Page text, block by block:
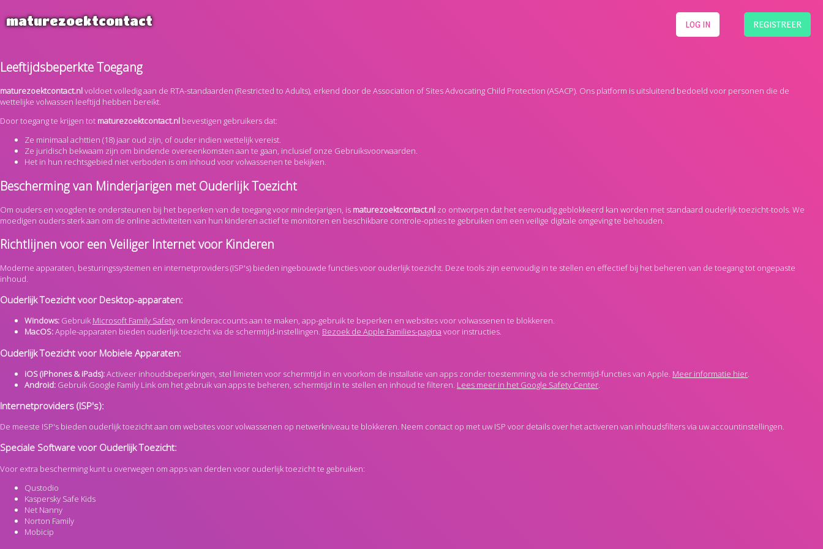
maturezoektcontact REGISTREER
LOG IN
Leeftijdsbeperkte Toegang
maturezoektcontact.nlvoldoet volledig aan de RTA-standaarden (Restricted to Adults), erkend door de Association of Sites Advocating Child Protection (ASACP). Ons platform is uitsluitend bedoeld voor personen die de
wettelijke volwassen leeftijd hebben bereikt.
Door toegang te krijgen tot maturezoektcontact.nl bevestigen gebruikers dat:
Ze minimaal achttien (18) jaar oud zijn, of ouder indien wettelijk vereist.
Ze juridisch bekwaam zijn om bindende overeenkomsten aan te gaan, inclusief onze Gebruiksvoorwaarden.
Het in hun rechtsgebied niet verboden is om inhoud voor volwassenen te bekijken.
Bescherming van Minderjarigen met Ouderlijk Toezicht
Om ouders en voogden te ondersteunen bij het beperken van de toegang voor minderjarigen, is maturezoektcontact.nl zo ontworpen dat het eenvoudig geblokkeerd kan worden met standaard ouderlijk toezicht-tools. We
moedigen ouders sterk aan om de online activiteiten van hun kinderen actief te monitoren en beschikbare controle-opties te gebruiken om een veilige digitale omgeving te behouden.
Richtlijnen voor een Veiliger Internet voor Kinderen
Moderne apparaten, besturingssystemen en internetproviders (ISP's) bieden ingebouwde functies voor ouderlijk toezicht. Deze tools zijn eenvoudig in te stellen en effectief bij het beheren van de toegang tot ongepaste
inhoud.
Ouderlijk Toezicht voor Desktop-apparaten:
Windows: Gebruik Microsoft Family Safety om kinderaccounts aan te maken, app-gebruik te beperken en websites voor volwassenen te blokkeren.
MacOS:Apple-apparaten bieden ouderlijk toezicht via de schermtijd-instellingen. Bezoek de Apple Families-pagina voor instructies.
Ouderlijk Toezicht voor Mobiele Apparaten:
iOS (iPhones & iPads):Activeer inhoudsbeperkingen, stel limieten voor schermtijd in en voorkom de installatie van apps zonder toestemming via de schermtijd-functies van Apple. Meer informatie hier.
Android: Gebruik Google Family Link om het gebruik van apps te beheren, schermtijd in te stellen en inhoud te filteren. Lees meer in het Google Safety Center.
Internetproviders (ISP's):
De meeste ISP's bieden ouderlijk toezicht aan om websites voor volwassenen op netwerkniveau te blokkeren. Neem contact op met uw ISP voor details over het activeren van inhoudsfilters via uw accountinstellingen.
Speciale Software voor Ouderlijk Toezicht:
Voor extra bescherming kunt u overwegen om apps van derden voor ouderlijk toezicht te gebruiken:
Qustodio
Kaspersky Safe Kids
Net Nanny
Norton Family
Mobicip